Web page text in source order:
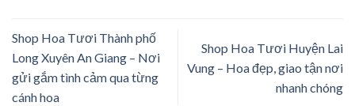
Shop Hoa Tươi Thành phố
Long Xuyên An Giang – Nơi
gửi gắm tình cảm qua từng
cánh hoa
Shop Hoa Tươi Huyện Lai
Vung – Hoa đẹp, giao tận nơi
nhanh chóng